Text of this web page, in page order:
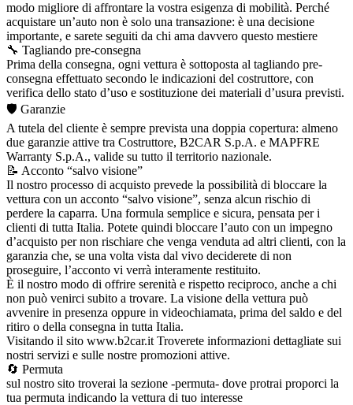
modo migliore di affrontare la vostra esigenza di mobilità. Perché
acquistare un’auto non è solo una transazione: è una decisione
importante, e sarete seguiti da chi ama davvero questo mestiere
🔧 Tagliando pre-consegna
Prima della consegna, ogni vettura è sottoposta al tagliando pre-
consegna effettuato secondo le indicazioni del costruttore, con
verifica dello stato d’uso e sostituzione dei materiali d’usura previsti.
🛡️ Garanzie
A tutela del cliente è sempre prevista una doppia copertura: almeno
due garanzie attive tra Costruttore, B2CAR S.p.A. e MAPFRE
Warranty S.p.A., valide su tutto il territorio nazionale.
📝 Acconto “salvo visione”
Il nostro processo di acquisto prevede la possibilità di bloccare la
vettura con un acconto “salvo visione”, senza alcun rischio di
perdere la caparra. Una formula semplice e sicura, pensata per i
clienti di tutta Italia. Potete quindi bloccare l’auto con un impegno
d’acquisto per non rischiare che venga venduta ad altri clienti, con la
garanzia che, se una volta vista dal vivo deciderete di non
proseguire, l’acconto vi verrà interamente restituito.
È il nostro modo di offrire serenità e rispetto reciproco, anche a chi
non può venirci subito a trovare. La visione della vettura può
avvenire in presenza oppure in videochiamata, prima del saldo e del
ritiro o della consegna in tutta Italia.
Visitando il sito www.b2car.it Troverete informazioni dettagliate sui
nostri servizi e sulle nostre promozioni attive.
🔄 Permuta
sul nostro sito troverai la sezione -permuta- dove protrai proporci la
tua permuta indicando la vettura di tuo interesse